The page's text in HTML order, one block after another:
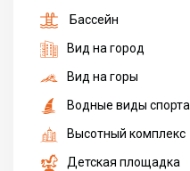
Бассейн
Вид на город
Вид на горы
Водные виды спорта
Высотный комплекс
Детская площадка